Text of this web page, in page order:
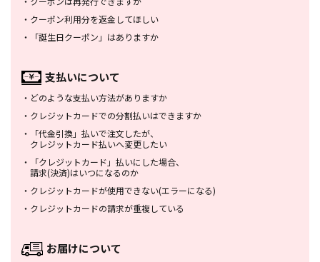
・ クーポン利用分を返金してほしい
・
「誕生日クーポン」はありますか
支払いについて
・ どのような支払い方法がありますか
・ クレジットカードでの分割払いはできますか
・
「代金引換」払いで注文したが、
クレジットカード払いへ変更したい
・
「クレジットカード」払いにした場合、
請求(決済)はいつになるのか
・ クレジットカードが使用できない(エラーになる)
・ クレジットカードの請求が重複している
お届けについて